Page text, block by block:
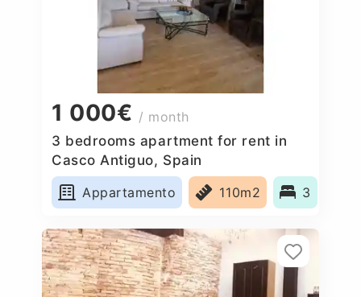
1 000€ / month
3 bedrooms apartment for rent in
Casco Antiguo, Spain
Appartamento
110m2 3